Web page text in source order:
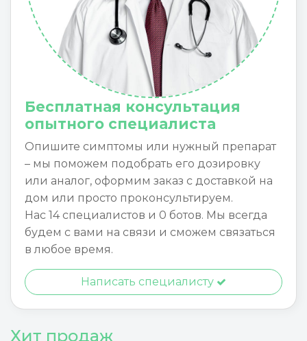
Бесплатная консультация
опытного специалиста
Опишите симптомы или нужный препарат
– мы поможем подобрать его дозировку
или аналог, оформим заказ с доставкой на
дом или просто проконсультируем.
Нас 14 специалистов и 0 ботов. Мы всегда
будем с вами на связи и сможем связаться
в любое время.
Написать специалисту
Хит продаж